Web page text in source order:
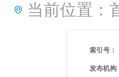
当前位置：
索引号：
发布机构